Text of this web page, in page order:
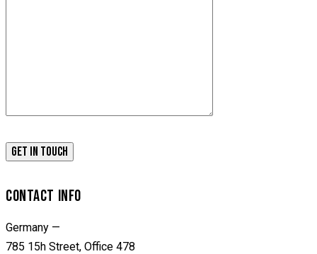
CONTACT INFO
Germany —
785 15h Street, Office 478